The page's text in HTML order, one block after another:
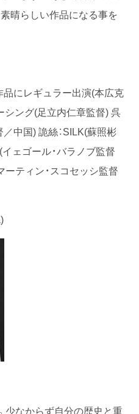
晴らしい作品になる事を
品にレギュラー出演(本広克
シング(足立内仁章監督) 呉
中国) 詭絲：SILK(蘇照彬
ェゴール・バラノブ監督
ーティン・スコセッシ監督
少なからず自分の歴史と重